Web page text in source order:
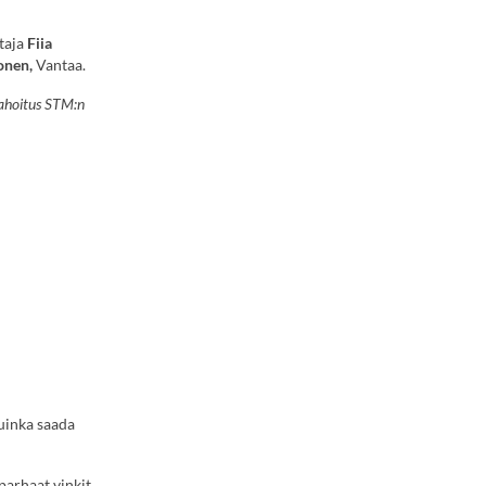
Fiia
Vantaa.
STM:n
saada